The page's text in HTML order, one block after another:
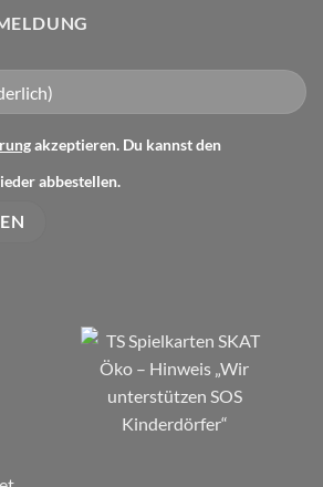
akzeptieren. Du kannst den
abbestellen.